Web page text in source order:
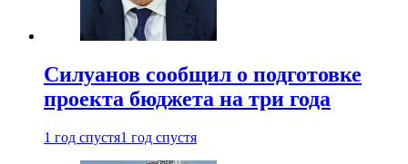
Силуанов сообщил о подготовке
проекта бюджета на три года
1 год спустя1 год спустя